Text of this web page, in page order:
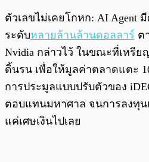
ตัวเลขไม่เคยโกหก: AI Agent
ระดับหลายล้านล้านดอลลาร์ ต
Nvidia กล่าวไว้ ในขณะที่เหรี
ดิ้นรน เพื่อให้มูลค่าตลาดแตะ
การประมูลแบบปรับตัวของ
ตอบแทนมหาศาล จนการลงทุน
แค่เศษเงินไปเลย